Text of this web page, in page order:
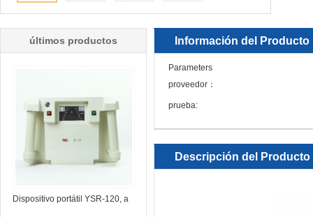
últimos productos
Dispositivo portátil YSR-120, a
Información del Producto
Parameters
proveedor：
prueba:
Descripción del Producto